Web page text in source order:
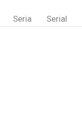
Seria Serial